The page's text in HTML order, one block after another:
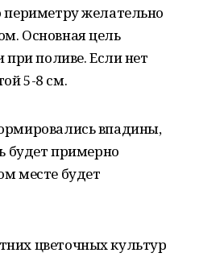
периметру желательно
Основная цель
при поливе. Если нет
5-8 см.
впадины,
будет примерно
месте будет
цветочных культур